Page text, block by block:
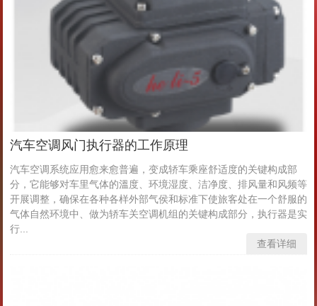
汽车空调风门执行器的工作原理
汽车空调系统应用愈来愈普遍，变成轿车乘座舒适度的关键构成部
分，它能够对车里气体的溫度、环境湿度、洁净度、排风量和风频等
开展调整，确保在各种各样外部气侯和标准下使旅客处在一个舒服的
气体自然环境中、做为轿车关空调机组的关键构成部分，执行器是实
行...
查看详细